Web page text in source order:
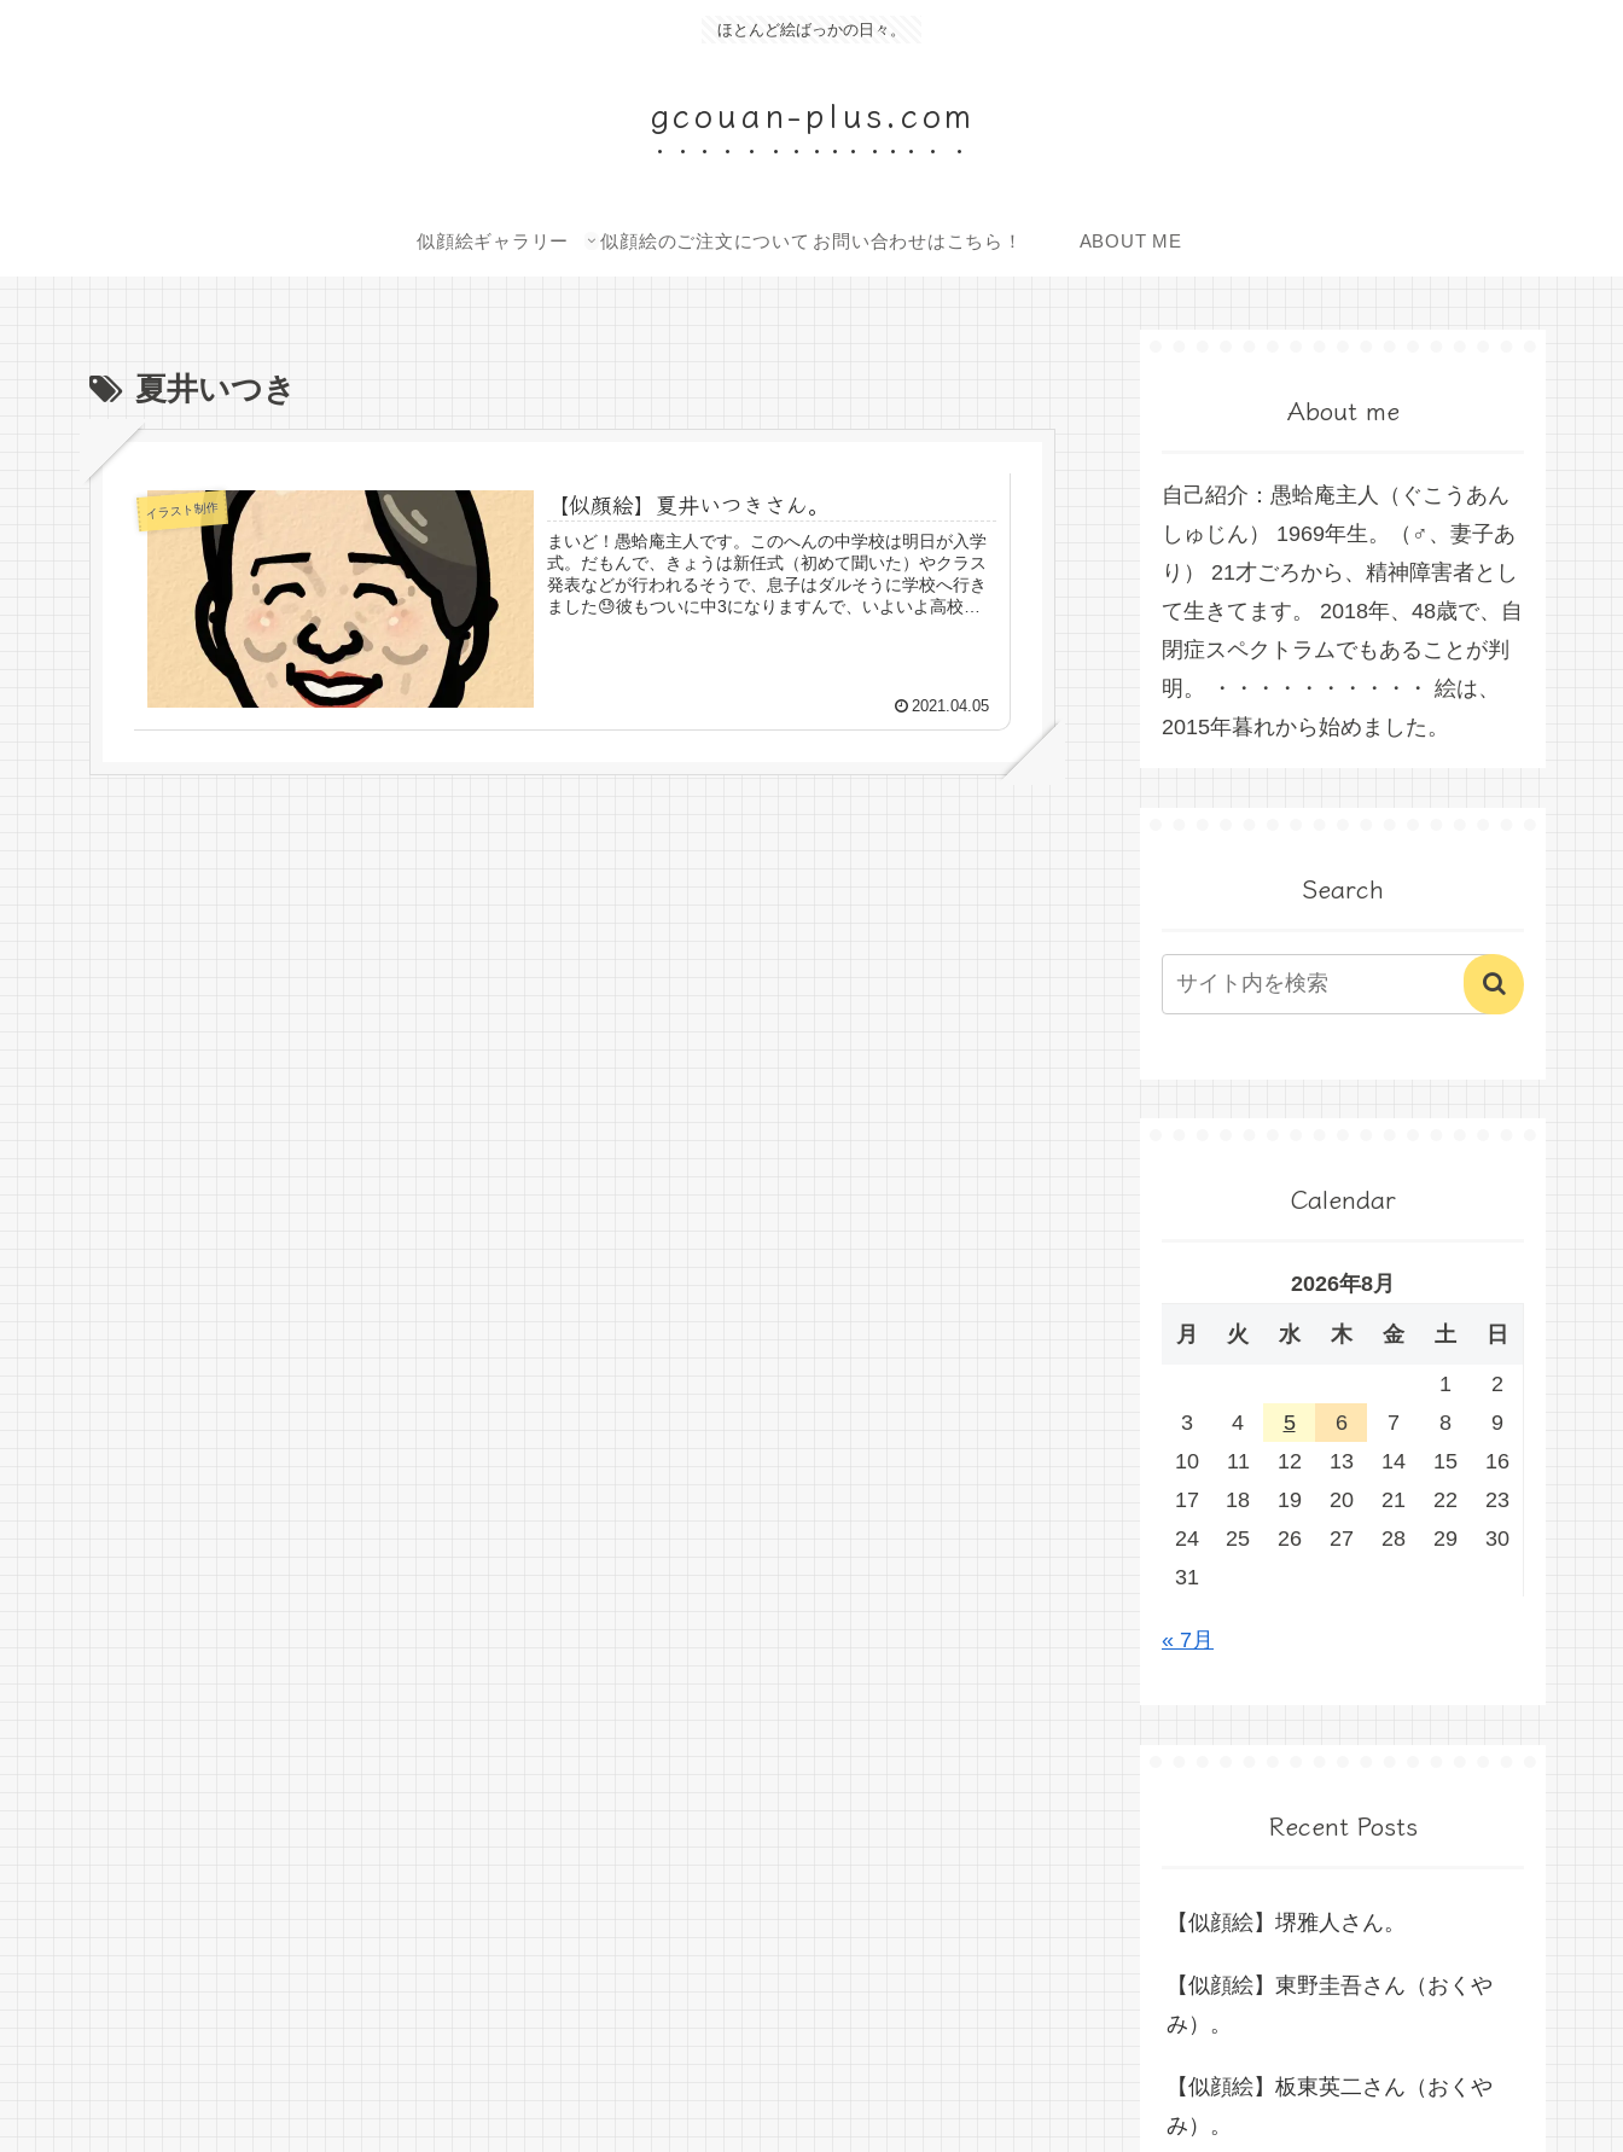
ほとんど絵ばっかの日々。
gcouan-plus.com
似顔絵ギャラリー 似顔絵のご注文について お問い合わせはこちら！ ABOUT ME
夏井いつき
イラスト制作 【似顔絵】夏井いつきさん。
まいど！愚蛤庵主人です。このへんの中学校は明日が入学
式。だもんで、きょうは新任式（初めて聞いた）やクラス
発表などが行われるそうで、息子はダルそうに学校へ行き
ました😓彼もついに中3になりますんで、いよいよ高校受
2021.04.05
About me
自己紹介：愚蛤庵主人（ぐこうあん
しゅじん） 1969年生。（♂、妻子あ
り） 21才ごろから、精神障害者とし
て生きてます。 2018年、48歳で、自
閉症スペクトラムでもあることが判
明。 ・・・・・・・・・・ 絵は、
2015年暮れから始めました。
Search
Calendar
2026年8月
月 火 水 木 金 土 日
1
2
3
4 5 6 7 8
9
10
11 12 13 14 15
16
17
18 19 20 21 22
23
24
25 26 27 28 29
30
31
« 7月
Recent Posts
【似顔絵】堺雅人さん。
【似顔絵】東野圭吾さん（おくや
み）。
【似顔絵】板東英二さん（おくや
み）。